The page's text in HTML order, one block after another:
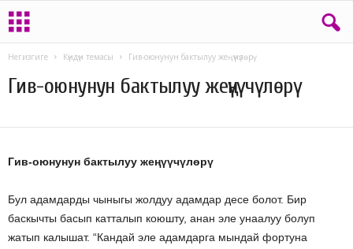
Негизгиге Күндүн темасы Гив-оюнунун бактылуу жеңүүчүлөрү
Гив-оюнунун бактылуу жеңүүчүлөрү
Гив-оюнунун бактылуу жеңүүчүлөрү
Бул адамдарды чыныгы жолдуу адамдар десе болот. Бир
баскычты басып катталып коюшту, анан эле унаалуу болуп
жатып калышат. “Кандай эле адамдарга мындай фортуна